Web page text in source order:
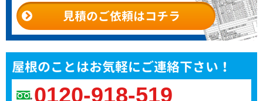
見積のご依頼はコチラ
屋根のことはお気軽にご連絡下さい！
0120-918-519